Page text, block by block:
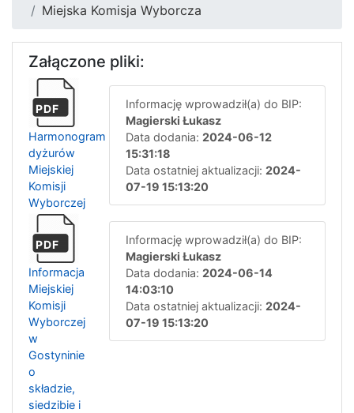
Miejska Komisja Wyborcza
Załączone pliki:
PDF
Harmonogram
dyżurów
Miejskiej
Komisji
Wyborczej
Informację wprowadził(a) do BIP:
Magierski Łukasz
Data dodania: 2024-06-12
15:31:18
Data ostatniej aktualizacji: 2024-
07-19 15:13:20
PDF
Informacja
Miejskiej
Komisji
Wyborczej
w
Gostyninie
o
składzie,
siedzibie i
Informację wprowadził(a) do BIP:
Magierski Łukasz
Data dodania: 2024-06-14
14:03:10
Data ostatniej aktualizacji: 2024-
07-19 15:13:20